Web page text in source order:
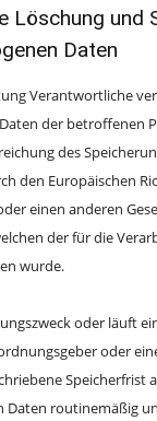
Löschung und
Daten
Verantwortliche
der betroffenen
des
den Europäischen
einen anderen
der für die
wurde.
oder läuft
oder
Speicherfrist
Daten routinemäßig